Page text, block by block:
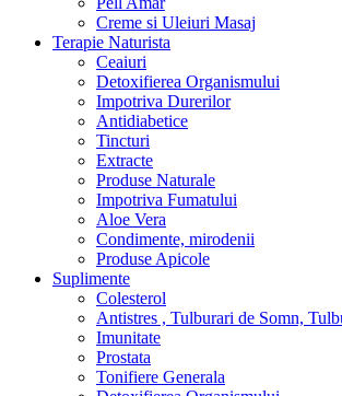
Creme si Uleiuri Masaj
Terapie Naturista
Ceaiuri
Detoxifierea Organismului
Impotriva Durerilor
Antidiabetice
Tincturi
Extracte
Produse Naturale
Impotriva Fumatului
Aloe Vera
Condimente, mirodenii
Produse Apicole
Suplimente
Colesterol
Antistres , Tulburari de Somn,
Imunitate
Prostata
Tonifiere Generala